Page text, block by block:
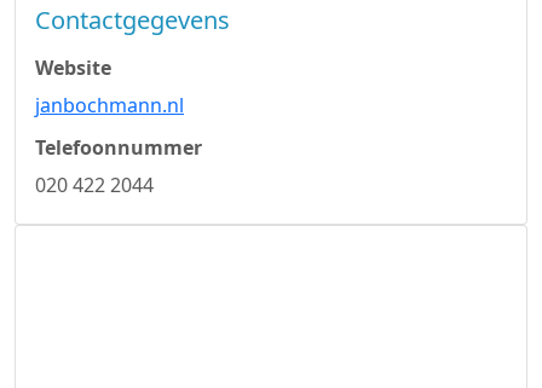
Contactgegevens
Website
janbochmann.nl
Telefoonnummer
020 422 2044